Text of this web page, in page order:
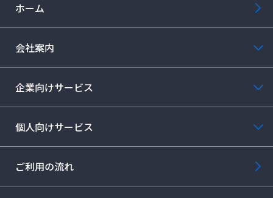
料金表
廃棄物のお持ち込み
採用情報
ホーム
会社案内
企業向けサービス
個人向けサービス
ご利用の流れ